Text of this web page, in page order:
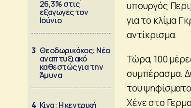
26,3% στις
εξαγωγές τον
Ιούνιο
3 Θεοδωρικάκος: Νέο
αναπτυξιακό
καθεστώς για την
Άμυνα
4 Κίνα: Η κεντρική
υπουργός
για το κλίμα
αντίκρισμα.
Τώρα, 100
συμπέρασμα.
του
Χένε στο